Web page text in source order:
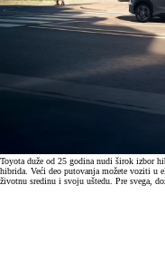
Toyota duže od 25 godina nudi širok izbor
hibrida. Veći deo putovanja možete voziti u
životnu sredinu i svoju uštedu. Pre svega,